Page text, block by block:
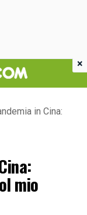
in Cina:
mio
×